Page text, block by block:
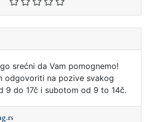
srećni da Vam pomognemo!
odgovoriti na pozive svakog
9 do 17č i subotom od 9 to 14č.